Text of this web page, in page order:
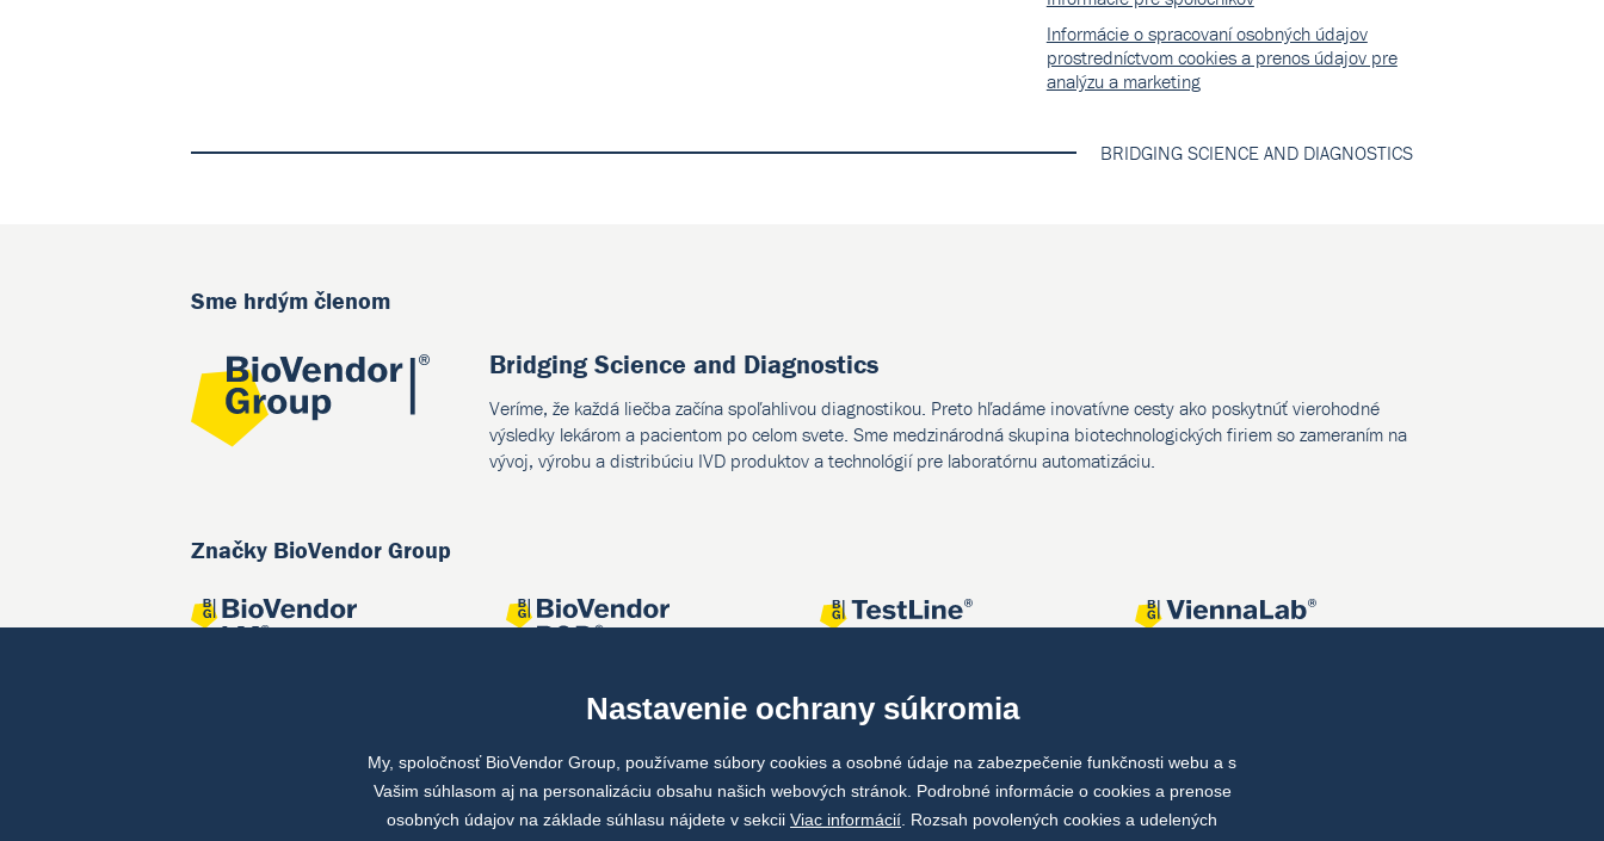
Informácie o spracovaní osobných údajov
prostredníctvom cookies a prenos údajov pre
analýzu a marketing
BRIDGING SCIENCE AND DIAGNOSTICS
Sme hrdým členom
Bridging Science and Diagnostics
Veríme, že každá liečba začína spoľahlivou diagnostikou. Preto hľadáme inovatívne cesty ako poskytnúť vierohodné
výsledky lekárom a pacientom po celom svete. Sme medzinárodná skupina biotechnologických firiem so zameraním na
vývoj, výrobu a distribúciu IVD produktov a technológií pre laboratórnu automatizáciu.
Značky BioVendor Group
Spoločné projekty
Nastavenie ochrany súkromia
My, spoločnosť BioVendor Group, používame súbory cookies a osobné údaje na zabezpečenie funkčnosti webu a s
Vašim súhlasom aj na personalizáciu obsahu našich webových stránok. Podrobné informácie o cookies a prenose
osobných údajov na základe súhlasu nájdete v sekcii Viac informácií . Rozsah povolených cookies a udelených